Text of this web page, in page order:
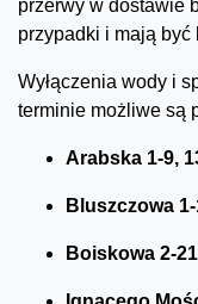
przerwy w dostawie
przypadki i mają być
Wyłączenia wody i
terminie możliwe są
Arabska 1-9,
Bluszczowa 1-
Boiskowa 2-21